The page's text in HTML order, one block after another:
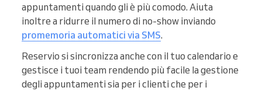
appuntamenti quando gli è più comodo. Aiuta
inoltre a ridurre il numero di no-show inviando
promemoria automatici via SMS.
Reservio si sincronizza anche con il tuo calendario e
gestisce i tuoi team rendendo più facile la gestione
degli appuntamenti sia per i clienti che per i